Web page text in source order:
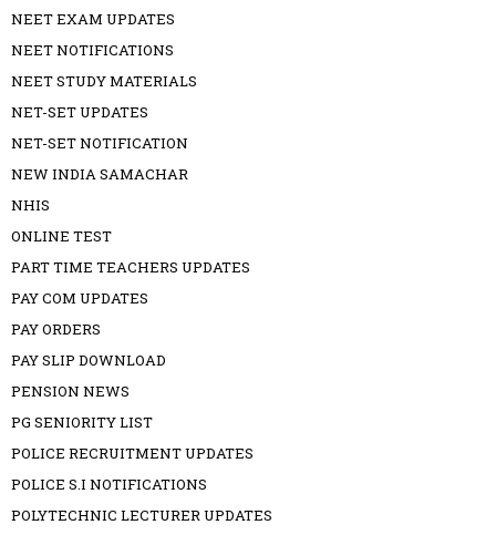
NEET EXAM UPDATES
NEET NOTIFICATIONS
NEET STUDY MATERIALS
NET-SET UPDATES
NET-SET NOTIFICATION
NEW INDIA SAMACHAR
NHIS
ONLINE TEST
PART TIME TEACHERS UPDATES
PAY COM UPDATES
PAY ORDERS
PAY SLIP DOWNLOAD
PENSION NEWS
PG SENIORITY LIST
POLICE RECRUITMENT UPDATES
POLICE S.I NOTIFICATIONS
POLYTECHNIC LECTURER UPDATES